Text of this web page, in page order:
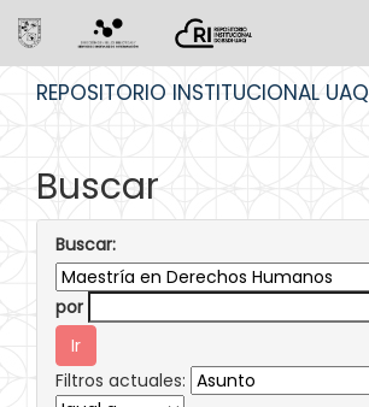
REPOSITORIO INSTITUCIONAL UAQ
Buscar
Buscar:
por
Filtros actuales: